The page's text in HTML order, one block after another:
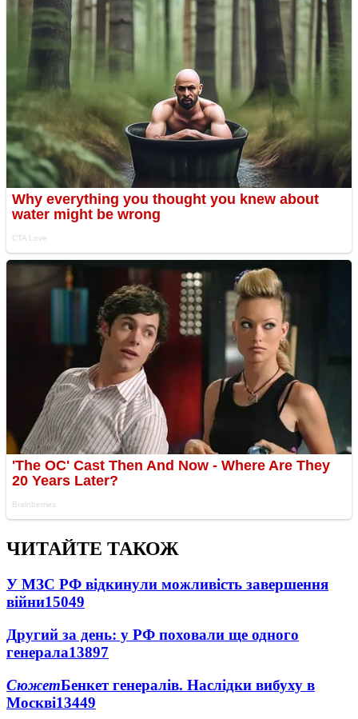
ЧИТАЙТЕ ТАКОЖ
У МЗС РФ відкинули можливість завершення
війни15049
Другий за день: у РФ поховали ще одного
генерала13897
СюжетБенкет генералів. Наслідки вибуху в
Москві13449